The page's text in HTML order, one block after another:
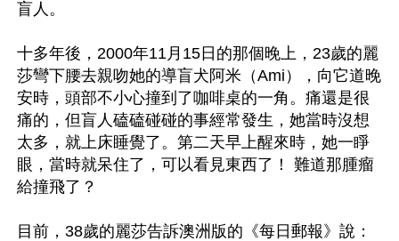
盲人。
十多年後，2000年11月15日的那個晚上，23歲的麗
莎彎下腰去親吻她的導盲犬阿米（Ami），向它道晚
安時，頭部不小心撞到了咖啡桌的一角。痛還是很
痛的，但盲人磕磕碰碰的事經常發生，她當時沒想
太多，就上床睡覺了。第二天早上醒來時，她一睜
眼，當時就呆住了，可以看見東西了！ 難道那腫瘤
給撞飛了？
目前，38歲的麗莎告訴澳洲版的《每日郵報》說：